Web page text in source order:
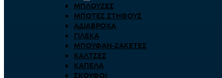
ΜΠΛΟΎΖΕΣ
ΜΠΌΤΕΣ ΣΤΉΘΟΥΣ
ΑΔΙΆΒΡΟΧΑ
ΓΙΛΈΚΑ
ΜΠΟΥΦΆΝ-ΖΑΚΈΤΕΣ
ΚΆΛΤΣΕΣ
ΚΑΠΈΛΑ
ΣΚΟΎΦΟΙ